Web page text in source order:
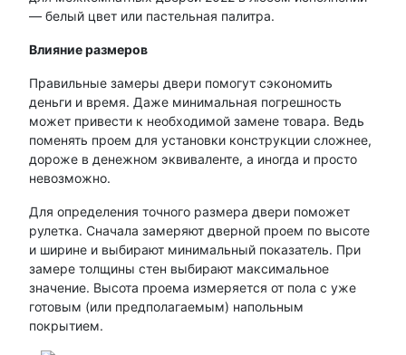
— белый цвет или пастельная палитра.
Влияние размеров
Правильные замеры двери помогут сэкономить
деньги и время. Даже минимальная погрешность
может привести к необходимой замене товара. Ведь
поменять проем для установки конструкции сложнее,
дороже в денежном эквиваленте, а иногда и просто
невозможно.
Для определения точного размера двери поможет
рулетка. Сначала замеряют дверной проем по высоте
и ширине и выбирают минимальный показатель. При
замере толщины стен выбирают максимальное
значение. Высота проема измеряется от пола с уже
готовым (или предполагаемым) напольным
покрытием.